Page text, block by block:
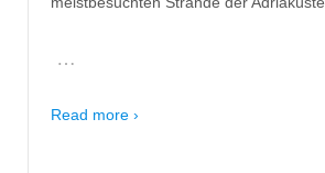
…
Read more ›